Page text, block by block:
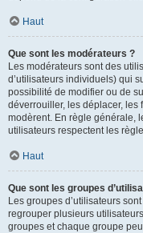
Haut
Que sont les modérateurs ?
Les modérateurs sont des
d’utilisateurs individuels) qui
possibilité de modifier ou de
déverrouiller, les déplacer, les
modèrent. En règle générale,
utilisateurs respectent les
Haut
Que sont les groupes
Les groupes d’utilisateurs
regrouper plusieurs
groupes et chaque groupe